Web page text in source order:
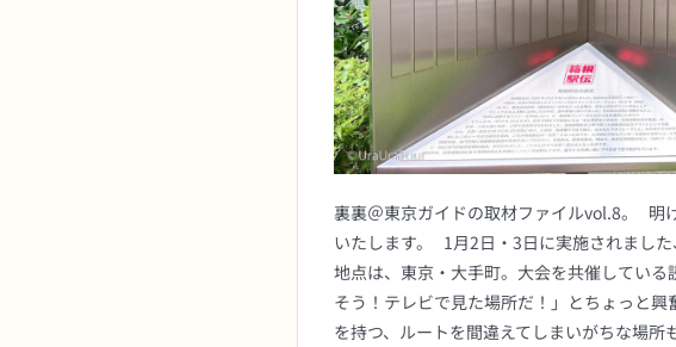
裏裏＠東京ガイドの取材ファイルvol.8。 明
いたします。 1月2日・3日に実施されまし
地点は、東京・大手町。大会を共催してい
そう！テレビで見た場所だ！」とちょっと
を持つ、ルートを間違えてしまいがちな場